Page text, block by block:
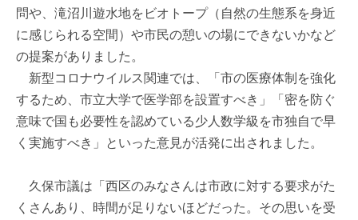
問や、滝沼川遊水地をビオトープ（自然の生態系を身近
に感じられる空間）や市民の憩いの場にできないかなど
の提案がありました。
新型コロナウイルス関連では、「市の医療体制を強化
するため、市立大学で医学部を設置すべき」「密を防ぐ
意味で国も必要性を認めている少人数学級を市独自で早
く実施すべき」といった意見が活発に出されました。
久保市議は「西区のみなさんは市政に対する要求がた
くさんあり、時間が足りないほどだった。その思いを受